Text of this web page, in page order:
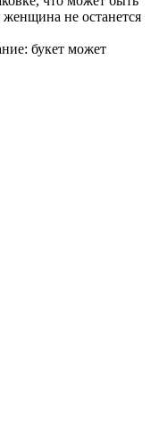
не останется
букет может